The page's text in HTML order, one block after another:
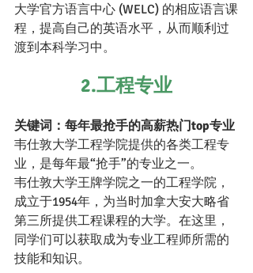
大学官方语言中心 (WELC) 的相应语言课
程，提高自己的英语水平，从而顺利过
渡到本科学习中。
2.工程专业
关键词：每年最抢手的高薪热门top专业
韦仕敦大学工程学院提供的各类工程专
业，是每年最“抢手”的专业之一。
韦仕敦大学王牌学院之一的工程学院，
成立于1954年，为当时加拿大安大略省
第三所提供工程课程的大学。在这里，
同学们可以获取成为专业工程师所需的
技能和知识。